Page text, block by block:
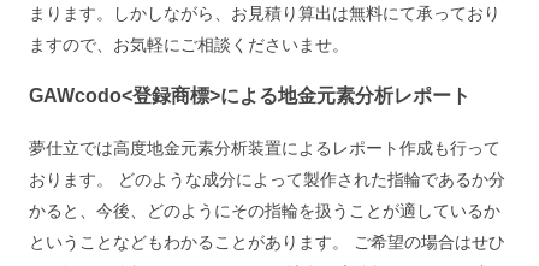
まります。しかしながら、お見積り算出は無料にて承っており
ますので、お気軽にご相談くださいませ。
GAWcodo<登録商標>による地金元素分析レポート
夢仕立では高度地金元素分析装置によるレポート作成も行って
おります。 どのような成分によって製作された指輪であるか分
かると、今後、どのようにその指輪を扱うことが適しているか
ということなどもわかることがあります。 ご希望の場合はせひ